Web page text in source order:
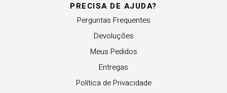
PRECISA DE AJUDA?
Perguntas Frequentes
Devoluções
Meus Pedidos
Entregas
Política de Privacidade